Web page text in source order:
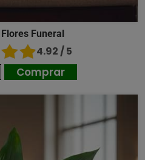
Funeral
4.92 / 5
Comprar